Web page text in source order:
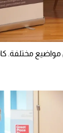
مختلفة.